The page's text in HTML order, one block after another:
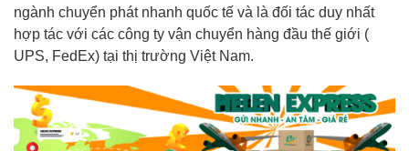
ngành chuyển phát nhanh quốc tế và là đối tác duy nhất
hợp tác với các công ty vận chuyển hàng đầu thế giới (
UPS, FedEx) tại thị trường Việt Nam.